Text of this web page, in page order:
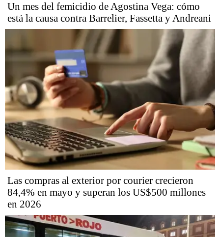
Un mes del femicidio de Agostina Vega: cómo
está la causa contra Barrelier, Fassetta y Andreani
Las compras al exterior por courier crecieron
84,4% en mayo y superan los US$500 millones
en 2026